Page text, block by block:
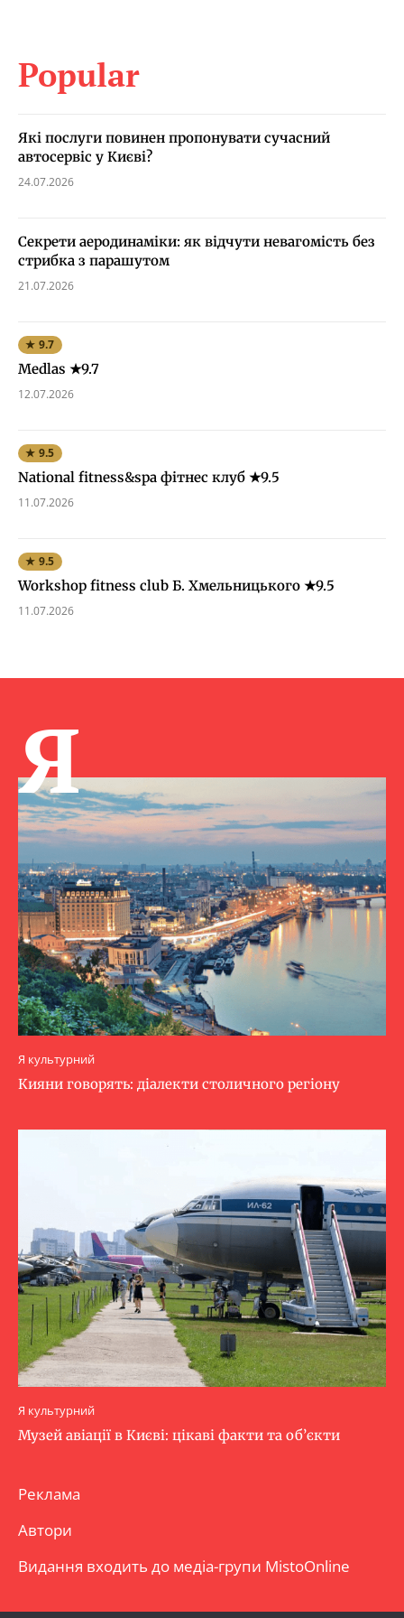
Popular
Які послуги повинен пропонувати сучасний
автосервіс у Києві?
24.07.2026
Секрети аеродинаміки: як відчути невагомість без
стрибка з парашутом
21.07.2026
★ 9.7
Medlas ★9.7
12.07.2026
★ 9.5
National fitness&spa фітнес клуб ★9.5
11.07.2026
★ 9.5
Workshop fitness club Б. Хмельницького ★9.5
11.07.2026
Я
Я культурний
Кияни говорять: діалекти столичного регіону
Я культурний
Музей авіації в Києві: цікаві факти та об’єкти
Реклама
Автори
Видання входить до медіа-групи MistoOnline